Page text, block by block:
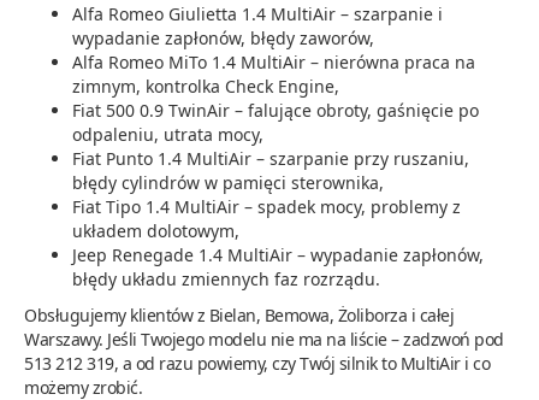
Alfa Romeo Giulietta 1.4 MultiAir – szarpanie i
wypadanie zapłonów, błędy zaworów,
Alfa Romeo MiTo 1.4 MultiAir – nierówna praca na
zimnym, kontrolka Check Engine,
Fiat 500 0.9 TwinAir – falujące obroty, gaśnięcie po
odpaleniu, utrata mocy,
Fiat Punto 1.4 MultiAir – szarpanie przy ruszaniu,
błędy cylindrów w pamięci sterownika,
Fiat Tipo 1.4 MultiAir – spadek mocy, problemy z
układem dolotowym,
Jeep Renegade 1.4 MultiAir – wypadanie zapłonów,
błędy układu zmiennych faz rozrządu.
Obsługujemy klientów z Bielan, Bemowa, Żoliborza i całej
Warszawy. Jeśli Twojego modelu nie ma na liście – zadzwoń pod
513 212 319, a od razu powiemy, czy Twój silnik to MultiAir i co
możemy zrobić.